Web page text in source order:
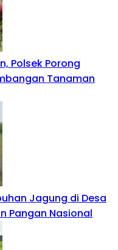
Polsek Porong
Tanaman
Jagung di Desa
Pangan Nasional